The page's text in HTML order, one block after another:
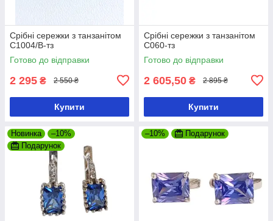
Срібні сережки з танзанітом
С1004/В-тз
Готово до відправки
2 295 ₴ 2 550 ₴
Купити
Срібні сережки з танзанітом
С060-тз
Готово до відправки
2 605,50 ₴ 2 895 ₴
Купити
Новинка
–10%
Подарунок
–10% Подарунок